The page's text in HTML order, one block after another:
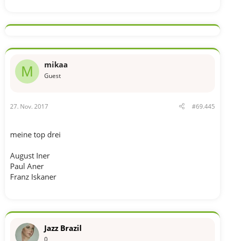
M mikaa
Guest
27. Nov. 2017 #69.445
meine top drei
August Iner
Paul Aner
Franz Iskaner
Jazz Brazil
0